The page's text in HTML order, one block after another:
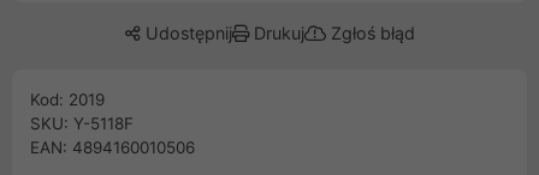
Udostępnij Drukuj Zgłoś błąd
Kod: 2019
SKU: Y-5118F
EAN: 4894160010506